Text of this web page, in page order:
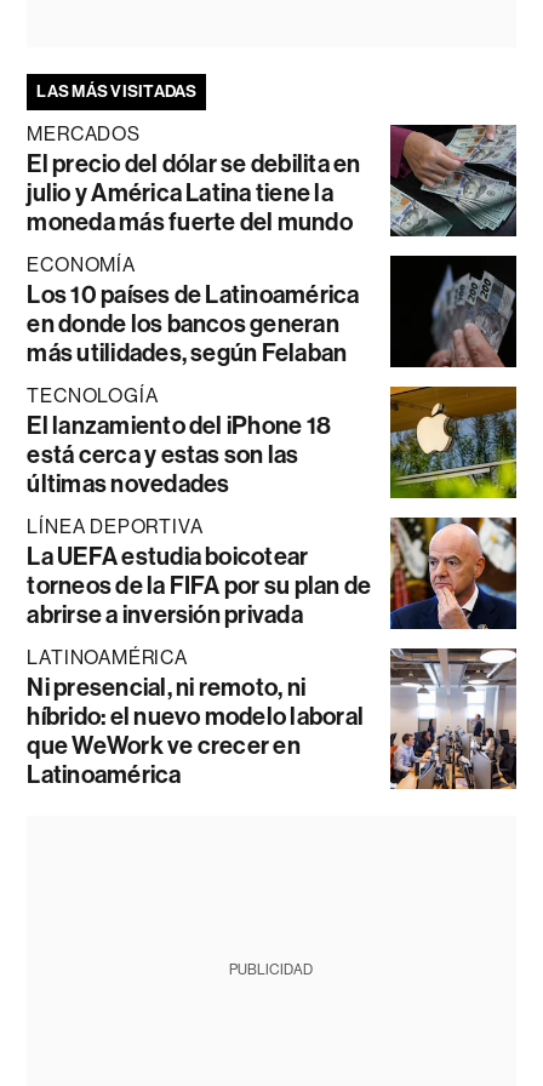
LAS MÁS VISITADAS
MERCADOS
El precio del dólar se debilita en
julio y América Latina tiene la
moneda más fuerte del mundo
ECONOMÍA
Los 10 países de Latinoamérica
en donde los bancos generan
más utilidades, según Felaban
TECNOLOGÍA
El lanzamiento del iPhone 18
está cerca y estas son las
últimas novedades
LÍNEA DEPORTIVA
La UEFA estudia boicotear
torneos de la FIFA por su plan de
abrirse a inversión privada
LATINOAMÉRICA
Ni presencial, ni remoto, ni
híbrido: el nuevo modelo laboral
que WeWork ve crecer en
Latinoamérica
PUBLICIDAD